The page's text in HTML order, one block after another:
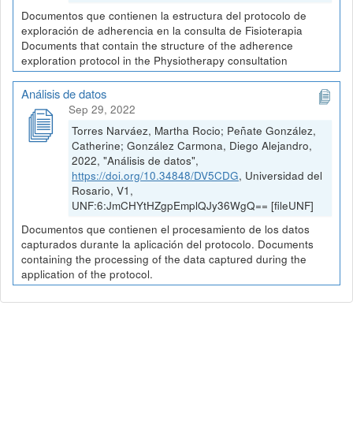
Documentos que contienen la estructura del protocolo de
exploración de adherencia en la consulta de Fisioterapia
Documents that contain the structure of the adherence
exploration protocol in the Physiotherapy consultation
Análisis de datos
Sep 29, 2022
Torres Narváez, Martha Rocio; Peñate González,
Catherine; González Carmona, Diego Alejandro,
2022, "Análisis de datos",
https://doi.org/10.34848/DV5CDG, Universidad del
Rosario, V1,
UNF:6:JmCHYtHZgpEmplQJy36WgQ== [fileUNF]
Documentos que contienen el procesamiento de los datos
capturados durante la aplicación del protocolo. Documents
containing the processing of the data captured during the
application of the protocol.